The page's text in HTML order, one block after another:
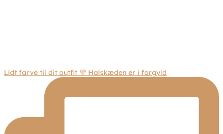
Lidt farve til dit outfit 💜 Halskæden er i forgyld